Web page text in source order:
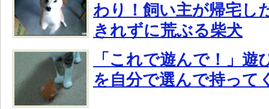
わり！飼い主が帰宅し
きれずに荒ぶる柴犬
「これで遊んで！」遊
を自分で選んで持って